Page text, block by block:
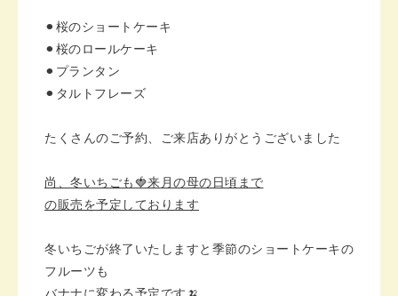
⚫︎桜のショートケーキ
⚫︎桜のロールケーキ
⚫︎プランタン
⚫︎タルトフレーズ
たくさんのご予約、ご来店ありがとうございました
尚、冬いちごも🍓来月の母の日頃まで
の販売を予定しております
冬いちごが終了いたしますと 季節のショートケーキの
フルーツも